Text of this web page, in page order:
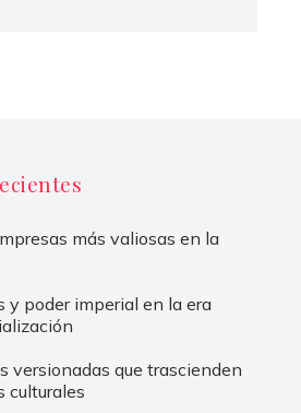
más valiosas en la
y poder imperial en la era
versionadas que trascienden
culturales